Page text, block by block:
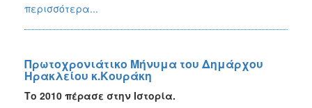
περισσότερα...
Πρωτοχρονιάτικο Μήνυμα του Δημάρχου
Ηρακλείου κ.Κουράκη
Το 2010 πέρασε στην Ιστορία.